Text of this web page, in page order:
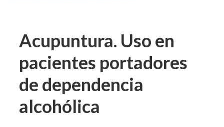
Acupuntura. Uso en
pacientes portadores
de dependencia
alcohólica